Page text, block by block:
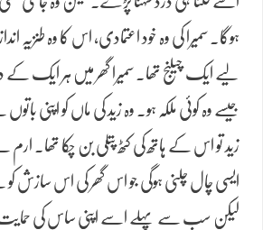
ہوگا۔ سمیرا کی وہ خود اعتمادی، اس کا وہ
لیے ایک چیلنج تھا۔ سمیرا گھر میں ہر ایک
جیسے وہ کوئی ملکہ ہو۔ وہ زید کی ماں کو اپنی
زید تو اس کے ہاتھ کی کٹھ پتلی بن چکا تھا۔ ارم
ایسی چال چلنی ہوگی جو اس گھر کی اس سازش
لیکن سب سے پہلے اسے اپنی ساس کی حمایت